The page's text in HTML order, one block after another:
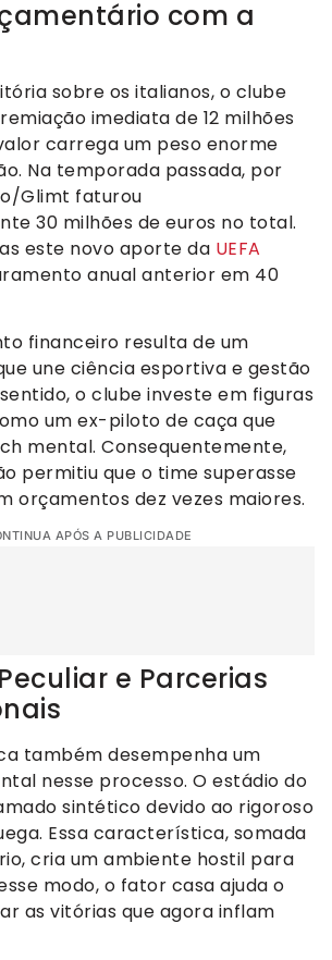
com a
sobre os italianos, o clube
imediata de 12 milhões
carrega um peso enorme
Na temporada passada, por
Glimt faturou
30 milhões de euros no total.
este novo aporte da UEFA
anual anterior em 40
financeiro resulta de um
une ciência esportiva e gestão
o clube investe em figuras
um ex-piloto de caça que
mental. Consequentemente,
permitiu que o time superasse
orçamentos dez vezes maiores.
APÓS A PUBLICIDADE
e Parcerias
também desempenha um
nesse processo. O estádio do
sintético devido ao rigoroso
Essa característica, somada
cria um ambiente hostil para
modo, o fator casa ajuda o
as vitórias que agora inflam